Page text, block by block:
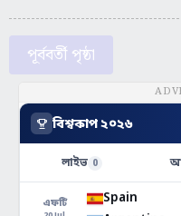
পূর্ববর্তী পৃষ্ঠা